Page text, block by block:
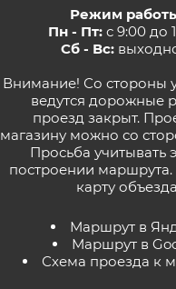
Режим
Пн - Пт: с 9:00 до
Сб - Вс:
Внимание! Со стороны
ведутся дорожные
проезд закрыт.
магазину можно со
Просьба учитывать
построении маршрута.
карту объезда
Маршрут в
Маршрут в
Схема проезда к